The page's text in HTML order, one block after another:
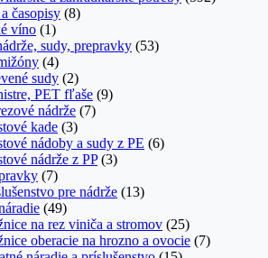
časopisy (8)
víno (1)
sudy, prepravky (53)
(4)
sudy (2)
PET fľaše (9)
nádrže (7)
kade (3)
nádoby a sudy z PE (6)
nádrže z PP (3)
(7)
pre nádrže (13)
(49)
na rez viniča a stromov (25)
oberacie na hrozno a ovocie (7)